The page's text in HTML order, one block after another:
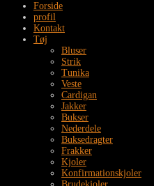
Forside
profil
Kontakt
Tøj
Bluser
Strik
Tunika
Veste
Cardigan
Jakker
Bukser
Nederdele
Buksedragter
Frakker
Kjoler
Konfirmationskjoler